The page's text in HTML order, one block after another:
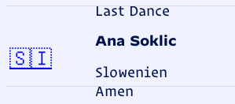
Last Dance
Ana Soklič
Slowenien
Amen
🇸🇮Slowenien